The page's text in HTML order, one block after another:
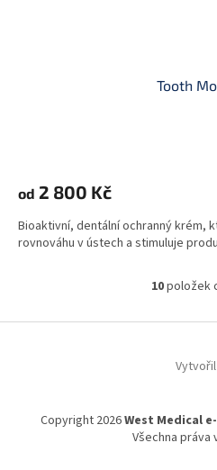
Tooth
od 2 800 Kč
Bioaktivní, dentální ochranný krém,
rovnováhu v ústech a stimuluje
O
l
d
í
p
r
10položek
Copyright 2026West Medical
Všechna práva